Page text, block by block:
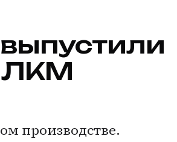
ЛКМ
производстве.